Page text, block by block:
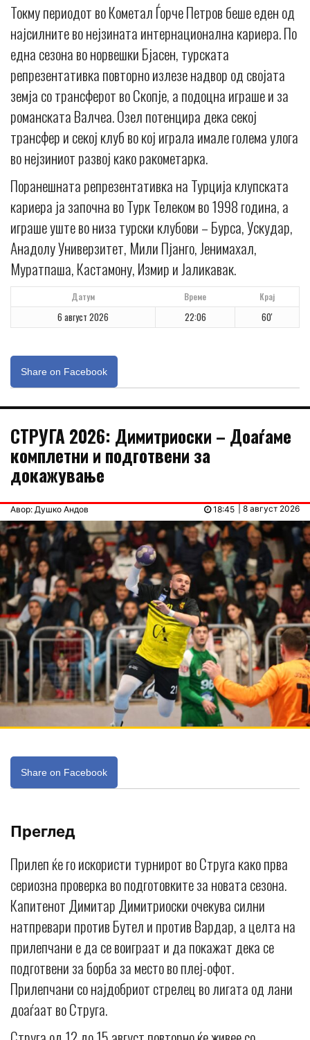
Токму периодот во Кометал Ѓорче Петров беше еден од
најсилните во нејзината интернационална кариера. По
една сезона во норвешки Бјасен, турската
репрезентативка повторно излезе надвор од својата
земја со трансферот во Скопје, а подоцна играше и за
романската Валчеа. Озел потенцира дека секој
трансфер и секој клуб во кој играла имале голема улога
во нејзиниот развој како ракометарка.
Поранешната репрезентативка на Турција клупската
кариера ја започна во Турк Телеком во 1998 година, а
играше уште во низа турски клубови – Бурса, Ускудар,
Анадолу Универзитет, Мили Пјанго, Јенимахал,
Муратпаша, Кастамону, Измир и Јаликавак.
Датум Време Крај
6 август 2026 22:06 60'
Share on Facebook
СТРУГА 2026: Димитриоски – Доаѓаме
комплетни и подготвени за
докажување
Авор: Душко Андов | 8 август 2026
18:45
Share on Facebook
Преглед
Прилеп ќе го искористи турнирот во Струга како прва
сериозна проверка во подготовките за новата сезона.
Капитенот Димитар Димитриоски очекува силни
натпревари против Бутел и против Вардар, а целта на
прилепчани е да се воиграат и да покажат дека се
подготвени за борба за место во плеј-офот.
Прилепчани со најдобриот стрелец во лигата од лани
доаѓаат во Струга.